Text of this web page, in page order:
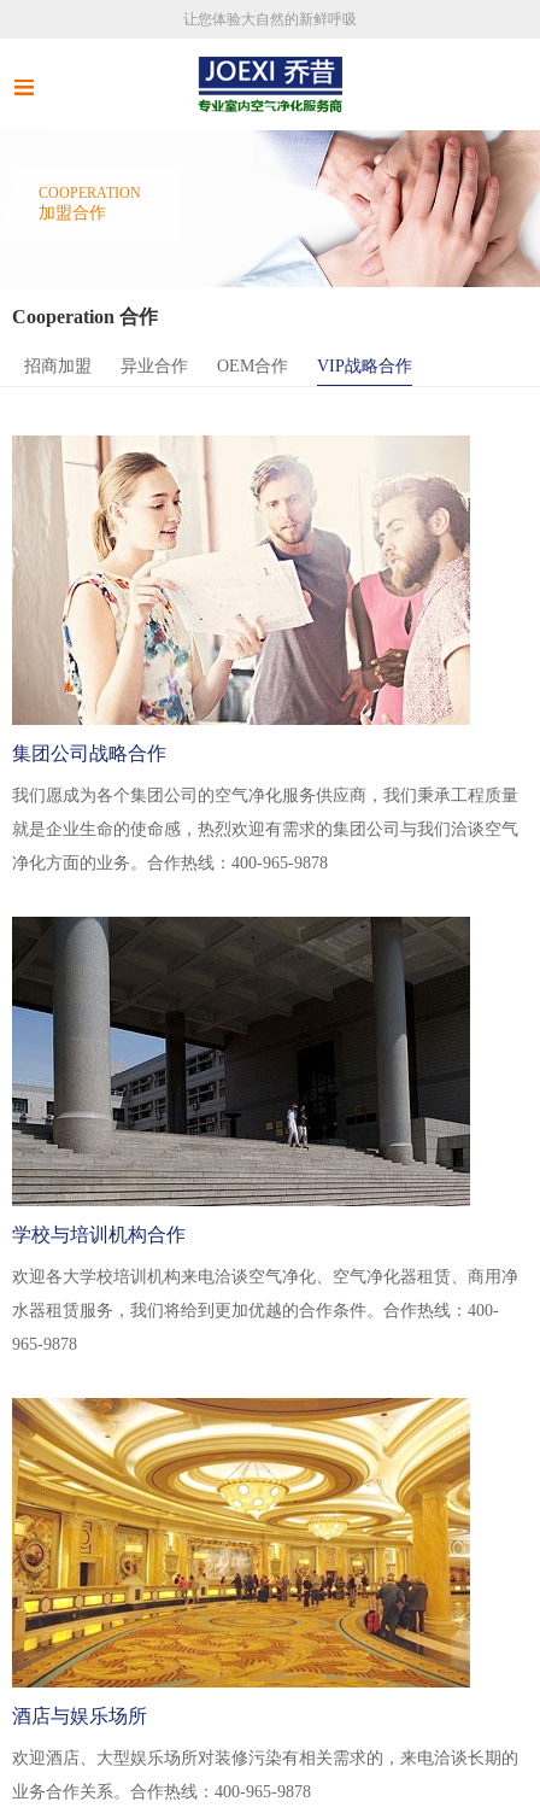
让您体验大自然的新鲜呼吸
COOPERATION
加盟合作
Cooperation 合作
招商加盟 异业合作 OEM合作 VIP战略合作
集团公司战略合作
我们愿成为各个集团公司的空气净化服务供应商，我们秉承工程质量
就是企业生命的使命感，热烈欢迎有需求的集团公司与我们洽谈空气
净化方面的业务。合作热线：400-965-9878
学校与培训机构合作
欢迎各大学校培训机构来电洽谈空气净化、空气净化器租赁、商用净
水器租赁服务，我们将给到更加优越的合作条件。合作热线：400-
965-9878
酒店与娱乐场所
欢迎酒店、大型娱乐场所对装修污染有相关需求的，来电洽谈长期的
业务合作关系。合作热线：400-965-9878